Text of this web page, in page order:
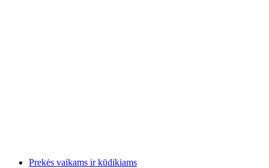
Prekės vaikams ir kūdikiams